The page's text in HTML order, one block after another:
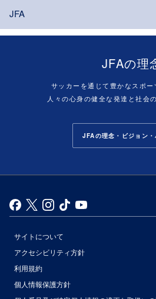
JFA
JFAの理
サッカーを通じて豊かなスポー
人々の心身の健全な発達と社会
JFAの理念・ビジョン・
サイトについて
アクセシビリティ方針
利用規約
個人情報保護方針